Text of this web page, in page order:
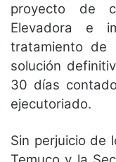
proyecto de
Elevadora e
tratamiento
solución
30 días
ejecutoriado.
Sin perjuicio de